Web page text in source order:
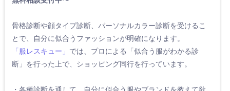
骨格診断や顔タイプ診断、パーソナルカラー診断を受けるこ
とで、自分に似合うファッションが明確になります。
「服レスキュー」 では、プロによる「似合う服がわかる診
断」を行った上で、ショッピング同行を行っています。
・各種診断を通して、自分に似合う服やブランドを教えて欲